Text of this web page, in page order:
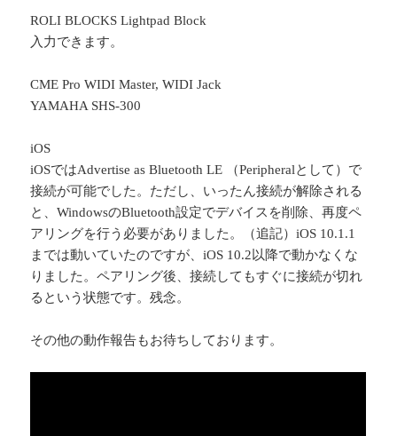
ROLI BLOCKS Lightpad Block
入力できます。
CME Pro WIDI Master, WIDI Jack
YAMAHA SHS-300
iOS
iOSではAdvertise as Bluetooth LE （Peripheralとして）で
接続が可能でした。ただし、いったん接続が解除される
と、WindowsのBluetooth設定でデバイスを削除、再度ペ
アリングを行う必要がありました。（追記）iOS 10.1.1
までは動いていたのですが、iOS 10.2以降で動かなくな
りました。ペアリング後、接続してもすぐに接続が切れ
るという状態です。残念。
その他の動作報告もお待ちしております。